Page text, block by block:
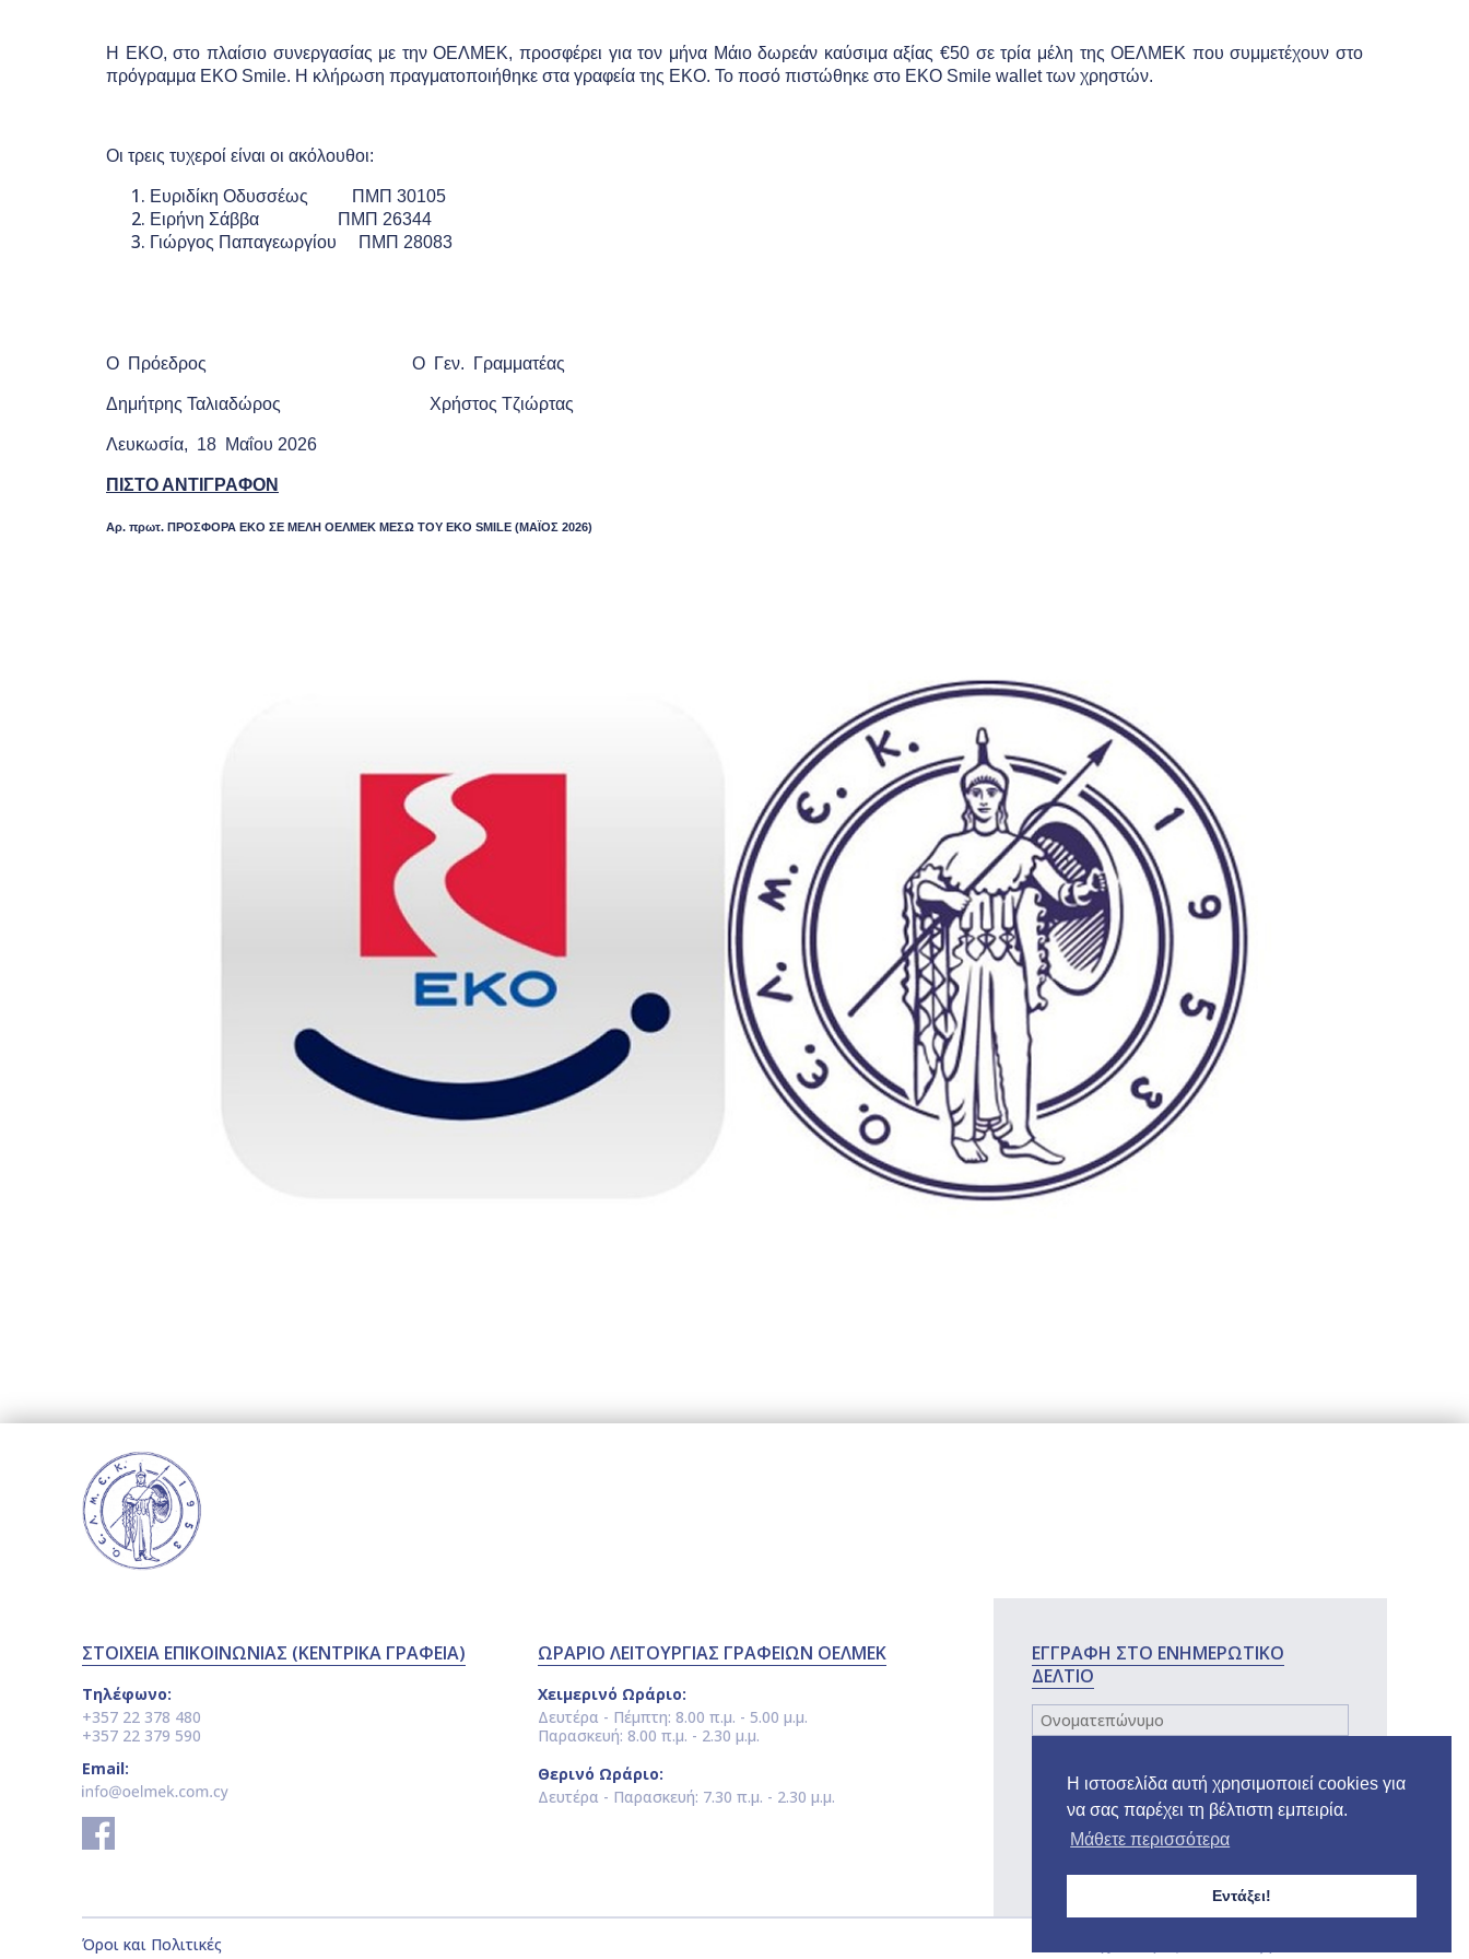
Η ιστοσελίδα αυτή χρησιμοποιεί cookies για
να σας παρέχει τη βέλτιστη εμπειρία.
Μάθετε περισσότερα
Εντάξει!
ΕΝΤΥΠΑ
H EKO, στο πλαίσιο συνεργασίας με την ΟΕΛΜΕΚ, προσφέρει για τον μήνα Μάιο δωρεάν καύσιμα αξίας €50 σε τρία μέλη της ΟΕΛΜΕΚ που συμμετέχουν στο
πρόγραμμα EKO Smile. Η κλήρωση πραγματοποιήθηκε στα γραφεία της EKO. Το ποσό πιστώθηκε στο ΕΚΟ Smile walletτων χρηστών.
Οι τρεις τυχεροί είναι οι ακόλουθοι:
Ευριδίκη Οδυσσέως ΠΜΠ 30105
Ειρήνη Σάββα ΠΜΠ 26344
Γιώργος Παπαγεωργίου ΠΜΠ 28083
Ο Πρόεδρος Ο Γεν. Γραμματέας
Δημήτρης Ταλιαδώρος Χρήστος Τζιώρτας
Λευκωσία, 18 Μαΐου 2026
ΠΙΣΤΟ ΑΝΤΙΓΡΑΦΟΝ
Αρ. πρωτ. ΠΡΟΣΦΟΡΑ ΕΚΟ ΣΕ ΜΕΛΗ ΟΕΛΜΕΚ ΜΕΣΩ ΤΟΥ EKO SMILE (ΜΑΪΟΣ 2026)
ΕΓΓΡΑΦΗ ΣΤΟ ΕΝΗΜΕΡΩΤΙΚΟ
ΔΕΛΤΙΟ
Συμφωνώ με τους
ΣΤΟΙΧΕΙΑ ΕΠΙΚΟΙΝΩΝΙΑΣ (ΚΕΝΤΡΙΚΑ ΓΡΑΦΕΙΑ)
Τηλέφωνο:
+357 22 378 480
+357 22 379 590
Email:
ΩΡΑΡΙΟ ΛΕΙΤΟΥΡΓΙΑΣ ΓΡΑΦΕΙΩΝ ΟΕΛΜΕΚ
Χειμερινό Ωράριο:
Δευτέρα - Πέμπτη: 8.00 π.μ. - 5.00 μ.μ.
Παρασκευή: 8.00 π.μ. - 2.30 μ.μ.
Θερινό Ωράριο:
Δευτέρα - Παρασκευή: 7.30 π.μ. - 2.30 μ.μ.
Όροι και Πολιτικές